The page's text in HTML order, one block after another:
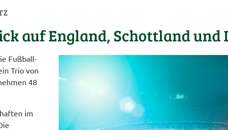
auf England, Schottland und
Fußball-
Trio von
48
im